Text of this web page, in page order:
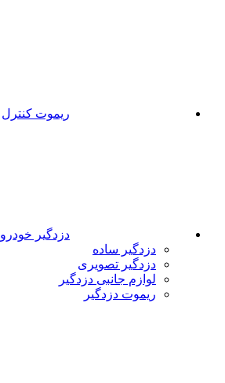
ریموت کنترل
دزدگیر خودرو
دزدگیر ساده
دزدگیر تصویری
لوازم جانبی دزدگیر
ریموت دزدگیر